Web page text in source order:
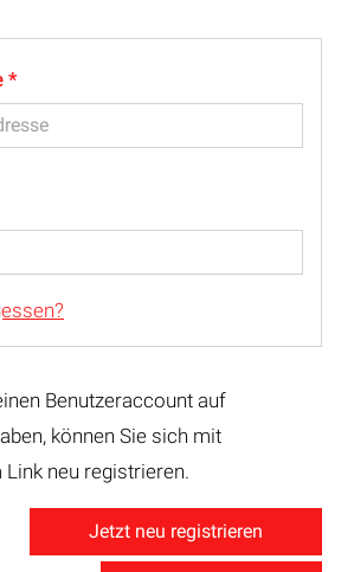
Benutzeraccount auf
können Sie sich mit
neu registrieren.
Jetzt neu registrieren